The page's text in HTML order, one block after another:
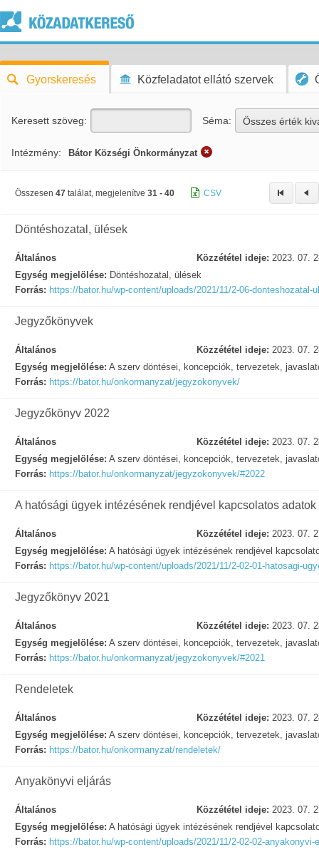
Gyorskeresés Közfeladatot ellátó szervek
Keresett szöveg: Séma: Összes érték
Intézmény: Bátor Községi Önkormányzat
Összesen 47 találat, megjelenítve 31 - 40 CSV
Döntéshozatal, ülések
Általános Közzététel ideje: 2023. 07.
Egység megjelölése: Döntéshozatal, ülések
Forrás: https://bator.hu/wp-content/uploads/2021/11/2-06-donteshozatal-
Jegyzőkönyvek
Általános Közzététel ideje: 2023. 07.
Egység megjelölése: A szerv döntései, koncepciók, tervezetek,
Forrás: https://bator.hu/onkormanyzat/jegyzokonyvek/
Jegyzőkönyv 2022
Általános Közzététel ideje: 2023. 07.
Egység megjelölése: A szerv döntései, koncepciók, tervezetek,
Forrás: https://bator.hu/onkormanyzat/jegyzokonyvek/#2022
A hatósági ügyek intézésének rendjével kapcsolatos adatok
Általános Közzététel ideje: 2023. 07.
Egység megjelölése: A hatósági ügyek intézésének rendjével
Forrás: https://bator.hu/wp-content/uploads/2021/11/2-02-01-hatosagi-
Jegyzőkönyv 2021
Általános Közzététel ideje: 2023. 07.
Egység megjelölése: A szerv döntései, koncepciók, tervezetek,
Forrás: https://bator.hu/onkormanyzat/jegyzokonyvek/#2021
Rendeletek
Általános Közzététel ideje: 2023. 07.
Egység megjelölése: A szerv döntései, koncepciók, tervezetek,
Forrás: https://bator.hu/onkormanyzat/rendeletek/
Anyakönyvi eljárás
Általános Közzététel ideje: 2023. 07.
Egység megjelölése: A hatósági ügyek intézésének rendjével
Forrás: https://bator.hu/wp-content/uploads/2021/11/2-02-02-anyakonyvi-